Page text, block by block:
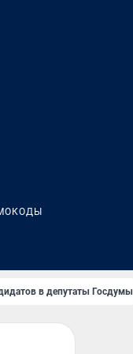
в депутаты Госдумы